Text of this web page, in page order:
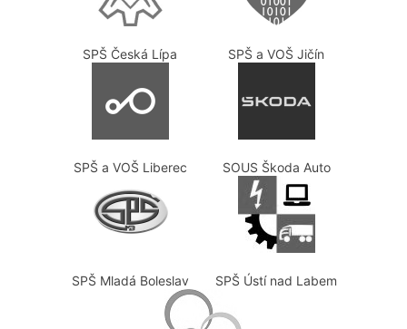
SPŠ Česká Lípa SPŠ a VOŠ Jičín
SPŠ a VOŠ Liberec SOUS Škoda Auto
SPŠ Mladá Boleslav SPŠ Ústí nad Labem